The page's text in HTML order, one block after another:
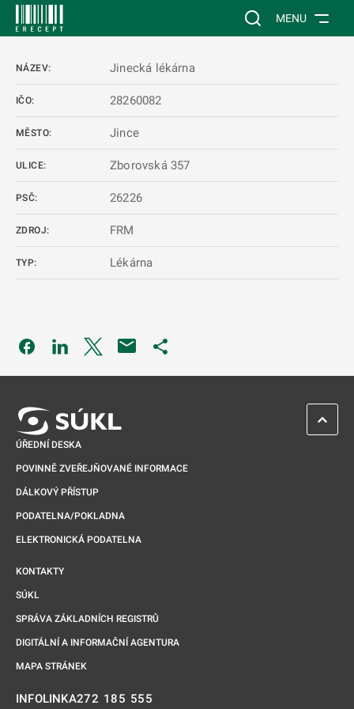
Vyhledávání na
MENU
NÁZEV: Jinecká lékárna
IČO: 28260082
MĚSTO: Jince
ULICE: Zborovská 357
PSČ: 26226
ZDROJ: FRM
TYP: Lékárna
Odkaz se otevře na nové kartě
Odkaz se otevře na nové kartě
Odkaz se otevře na nové kartě
ÚŘEDNÍ DESKA
POVINNĚ ZVEŘEJŇOVANÉ INFORMACE
DÁLKOVÝ PŘÍSTUP
PODATELNA/POKLADNA
ELEKTRONICKÁ PODATELNA
KONTAKTY
SÚKL
SPRÁVA ZÁKLADNÍCH REGISTRŮ
DIGITÁLNÍ A INFORMAČNÍ AGENTURA
MAPA STRÁNEK
INFOLINKA272 185 555
ZPĚT